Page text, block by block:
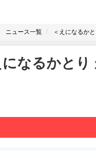
ニュース一覧 ＜えになるか
になるかと